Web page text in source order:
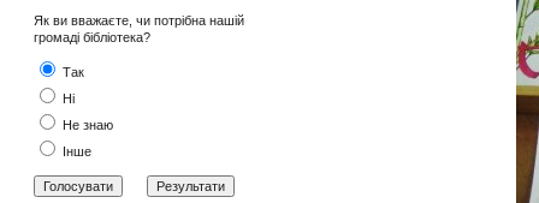
Як ви вважаєте, чи потрібна нашій
громаді бібліотека?
Так
Ні
Не знаю
Інше